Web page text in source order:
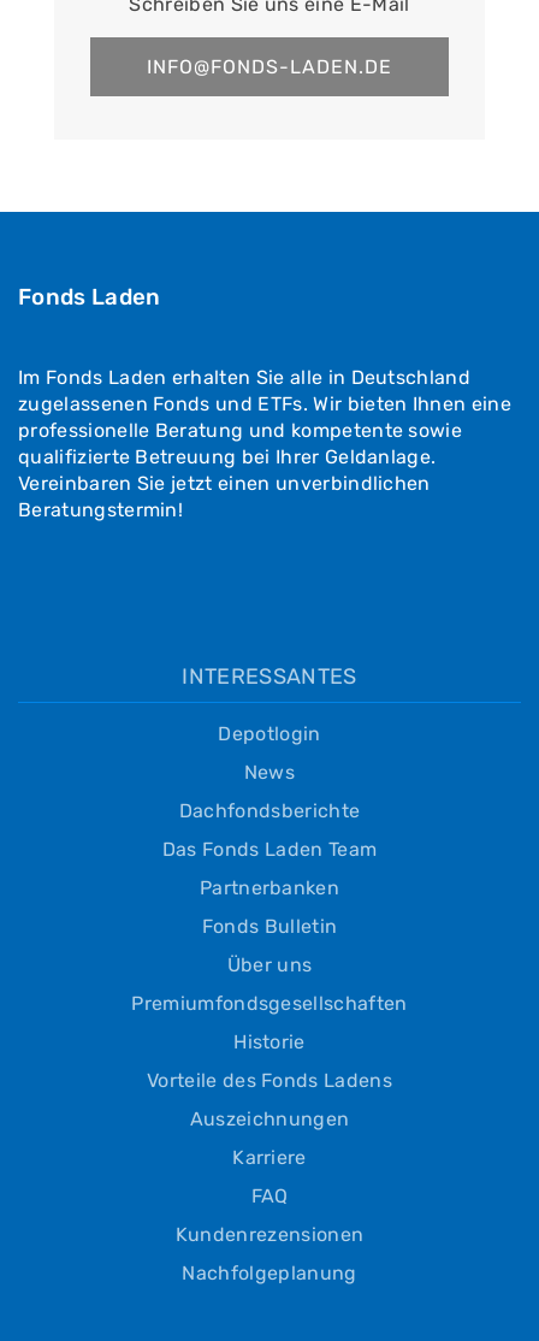
INFO@FONDS-LADEN.DE
Fonds Laden
Im Fonds Laden erhalten Sie alle in Deutschland
zugelassenen Fonds und ETFs. Wir bieten Ihnen eine
professionelle Beratung und kompetente sowie
qualifizierte Betreuung bei Ihrer Geldanlage.
Vereinbaren Sie jetzt einen unverbindlichen
Beratungstermin!
INTERESSANTES
Depotlogin
News
Dachfondsberichte
Das Fonds Laden Team
Partnerbanken
Fonds Bulletin
Über uns
Premiumfondsgesellschaften
Historie
Vorteile des Fonds Ladens
Auszeichnungen
Karriere
FAQ
Kundenrezensionen
Nachfolgeplanung